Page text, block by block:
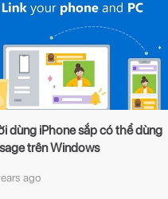
dùng iPhone sắp có thể dùng
trên Windows
ago